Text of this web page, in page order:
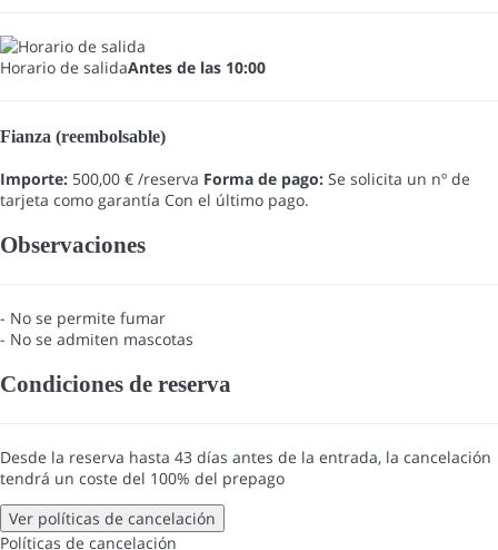
Horario de salidaAntes de las 10:00
Fianza (reembolsable)
Importe: 500,00 € /reserva Forma de pago: Se solicita un nº de
tarjeta como garantía Con el último pago.
Observaciones
- No se permite fumar
- No se admiten mascotas
Condiciones de reserva
Desde la reserva hasta 43 días antes de la entrada, la cancelación
tendrá un coste del 100% del prepago
Ver políticas de cancelación
Políticas de cancelación